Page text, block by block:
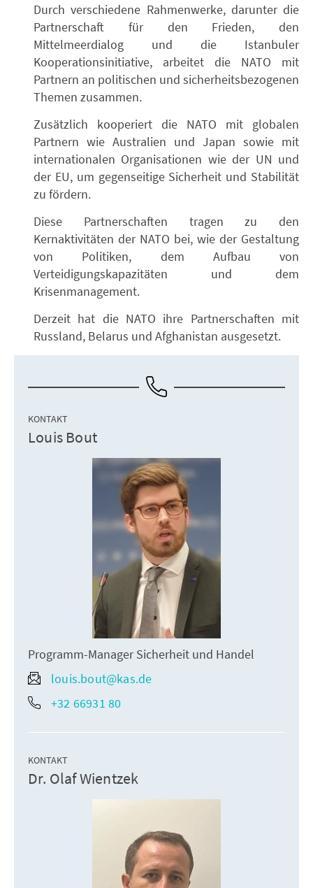
Durch verschiedene Rahmenwerke, darunter die
Partnerschaft für den Frieden, den
Mittelmeerdialog und die Istanbuler
Kooperationsinitiative, arbeitet die NATO mit
Partnern an politischen und sicherheitsbezogenen
Themen zusammen.
Zusätzlich kooperiert die NATO mit globalen
Partnern wie Australien und Japan sowie mit
internationalen Organisationen wie der UN und
der EU, um gegenseitige Sicherheit und Stabilität
zu fördern.
Diese Partnerschaften tragen zu den
Kernaktivitäten der NATO bei, wie der Gestaltung
von Politiken, dem Aufbau von
Verteidigungskapazitäten und dem
Krisenmanagement.
Derzeit hat die NATO ihre Partnerschaften mit
Russland, Belarus und Afghanistan ausgesetzt.
KONTAKT
Louis Bout
Programm-Manager Sicherheit und Handel
louis.bout@kas.de
+32 66931 80
KONTAKT
Dr. Olaf Wientzek